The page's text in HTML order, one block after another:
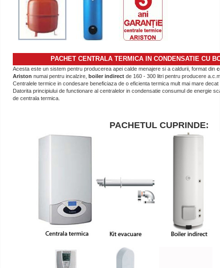
PACHET CENTRALA TERMICA IN CONDENSATIE CU
Acesta este un sistem pentru producerea apei calde menajere si a caldurii, format din
Ariston numai pentru incalzire, boiler indirect de 160 - 300 litri pentru producere
Centralele termice in condesare beneficiaza de o eficienta termica mult mai mare
Datorita principiului de functionare al centralelor in condensatie consumul de energie
de centrala termica.
PACHETUL CUPRINDE: